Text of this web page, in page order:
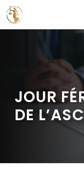
Aller
au
contenu
JOUR
DE